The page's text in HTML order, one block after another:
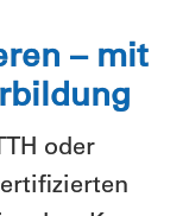
– mit
oder